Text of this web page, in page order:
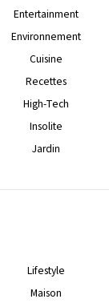
Entertainment
Environnement
Cuisine
Recettes
High-Tech
Insolite
Jardin
Lifestyle
Maison